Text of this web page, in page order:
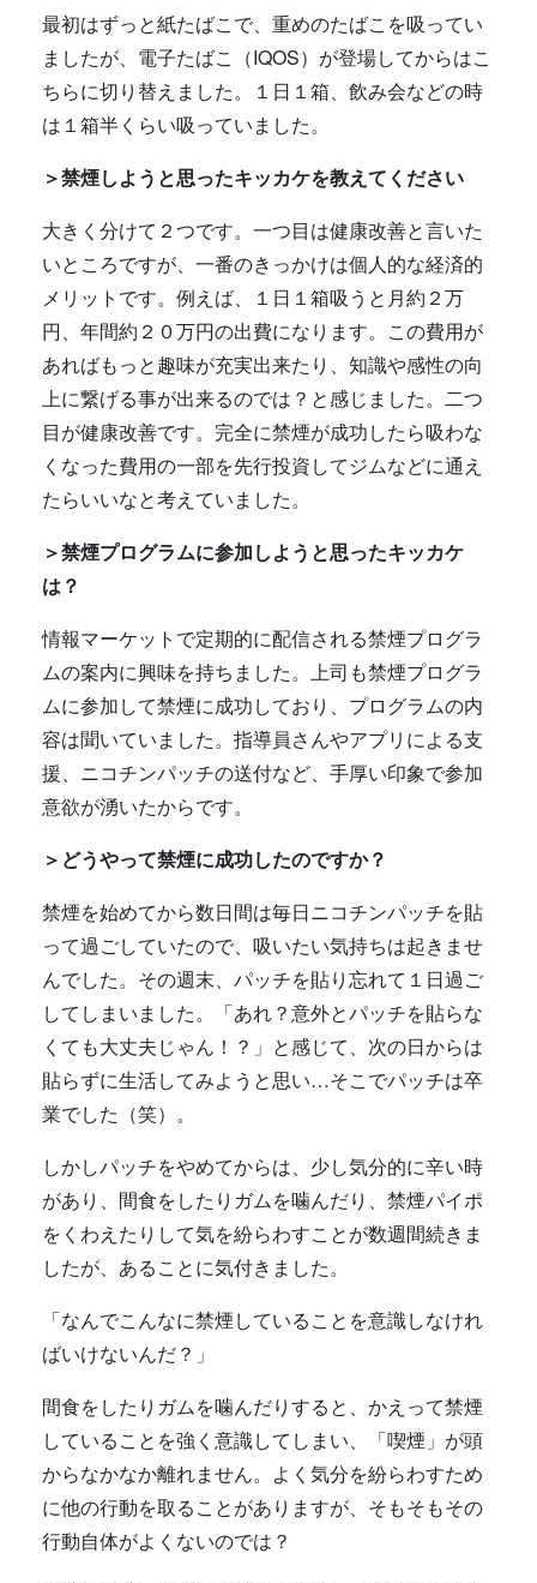
最初はずっと紙たばこで、重めのたばこを吸ってい
ましたが、電子たばこ（IQOS）が登場してからはこ
ちらに切り替えました。１日１箱、飲み会などの時
は１箱半くらい吸っていました。
＞禁煙しようと思ったキッカケを教えてください
大きく分けて２つです。一つ目は健康改善と言いた
いところですが、一番のきっかけは個人的な経済的
メリットです。例えば、１日１箱吸うと月約２万
円、年間約２０万円の出費になります。この費用が
あればもっと趣味が充実出来たり、知識や感性の向
上に繋げる事が出来るのでは？と感じました。二つ
目が健康改善です。完全に禁煙が成功したら吸わな
くなった費用の一部を先行投資してジムなどに通え
たらいいなと考えていました。
＞禁煙プログラムに参加しようと思ったキッカケ
は？
情報マーケットで定期的に配信される禁煙プログラ
ムの案内に興味を持ちました。上司も禁煙プログラ
ムに参加して禁煙に成功しており、プログラムの内
容は聞いていました。指導員さんやアプリによる支
援、ニコチンパッチの送付など、手厚い印象で参加
意欲が湧いたからです。
＞ どうやって禁煙に成功したのですか？
禁煙を始めてから数日間は毎日ニコチンパッチを貼
って過ごしていたので、吸いたい気持ちは起きませ
んでした。その週末、パッチを貼り忘れて１日過ご
してしまいました。「あれ？意外とパッチを貼らな
くても大丈夫じゃん！？」と感じて、次の日からは
貼らずに生活してみようと思い…そこでパッチは卒
業でした（笑）。
しかしパッチをやめてからは、少し気分的に辛い時
があり、間食をしたりガムを噛んだり、禁煙パイポ
をくわえたりして気を紛らわすことが数週間続きま
したが、あることに気付きました。
「なんでこんなに禁煙していることを意識しなけれ
ばいけないんだ？」
間食をしたりガムを噛んだりすると、かえって禁煙
していることを強く意識してしまい、「喫煙」が頭
からなかなか離れません。よく気分を紛らわすため
に他の行動を取ることがありますが、そもそもその
行動自体がよくないのでは？